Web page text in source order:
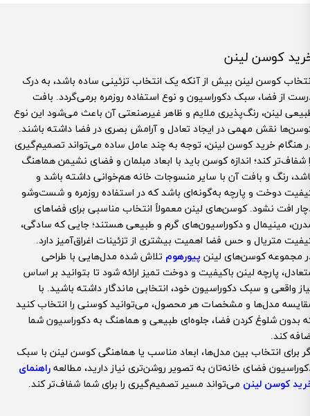
کوسن لینن
کوسن لینن بیش از آنکه یک انتخاب تزئینی ساده باشد، به درک
از فضا، سبک دکوراسیون و نوع استفاده روزمره برمی‌گردد. بافت
لینن، رنگ‌پذیری ملایم و ظاهر غیرصنعتی آن باعث می‌شود این نوع
نقش مهمی در ایجاد تعادل و آرامش بصری در فضا داشته باشند.
هنگام خرید کوسن لینن، توجه به چند عامل ساده می‌تواند تصمیم‌گیری
شفاف‌تر کند؛ اندازه کوسن باید با ابعاد مبلمان و فضای نشیمن هماهنگ
رنگ و بافت آن با سایر منسوجات خانه هم‌خوانی داشته باشد و
دوخت و پارچه به‌گونه‌ای باشد که در استفاده روزمره و شست‌وشو
افت نشود. کوسن‌های لینن معمولاً انتخاب مناسبی برای فضاهای
مینیمال و دکوراسیون‌های گرم و طبیعی هستند؛ جایی که سادگی،
متریال و حس فضا اهمیت بیشتری از تزئینات اغراق‌آمیز دارد.
مجموعه کوسن‌های لینن پیورهوم تلاش شده مدل‌هایی با طراحی
پارچه لینن باکیفیت و دوخت تمیز ارائه شود تا بتوانید بر اساس
واقعی و سبک دکوراسیون خود، انتخابی ماندگار داشته باشید. با
مدل‌ها و مشخصات هر محصول، می‌توانید کوسنی را انتخاب کنید
بدون شلوغ کردن فضا، جلوه‌ای طبیعی و هماهنگ به دکوراسیون شما
کند.
برای انتخاب بین مدل‌ها، ابعاد مناسب یا هماهنگی کوسن لینن با سبک
فضای خانه‌تان به تصویر روشن‌تری نیاز دارید، مطالعه راهنمای
کوسن لینن می‌تواند مسیر تصمیم‌گیری را برای شما شفاف‌تر کند.